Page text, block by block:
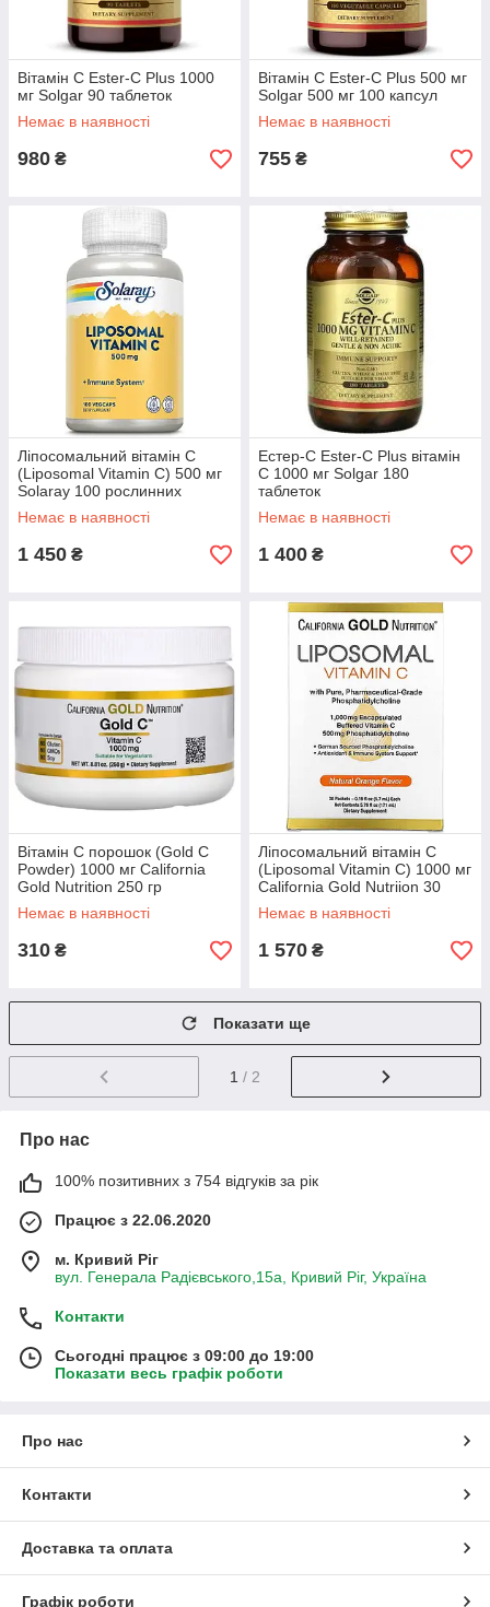
Вітамін С Ester-C Plus 1000
мг Solgar 90 таблеток
Немає в наявності
980 ₴
Вітамін С Ester-C Plus 500 мг
Solgar 500 мг 100 капсул
Немає в наявності
755 ₴
Ліпосомальний вітамін С
(Liposomal Vitamin C) 500 мг
Solaray 100 рослинних
капсул
Немає в наявності
1 450 ₴
Естер-С Ester-C Plus вітамін
C 1000 мг Solgar 180
таблеток
Немає в наявності
1 400 ₴
Вітамін С порошок (Gold C
Powder) 1000 мг California
Gold Nutrition 250 гр
Немає в наявності
310 ₴
Ліпосомальний вітамін C
(Liposomal Vitamin C) 1000 мг
California Gold Nutriion 30
пакетиків
Немає в наявності
1 570 ₴
Показати ще
1 / 2
Про нас
100% позитивних з 754 відгуків за рік
Працює з 22.06.2020
м. Кривий Ріг
вул. Генерала Радієвського,15а, Кривий Ріг, Україна
Контакти
Сьогодні працює з 09:00 до 19:00
Показати весь графік роботи
Про нас
Контакти
Доставка та оплата
Графік роботи